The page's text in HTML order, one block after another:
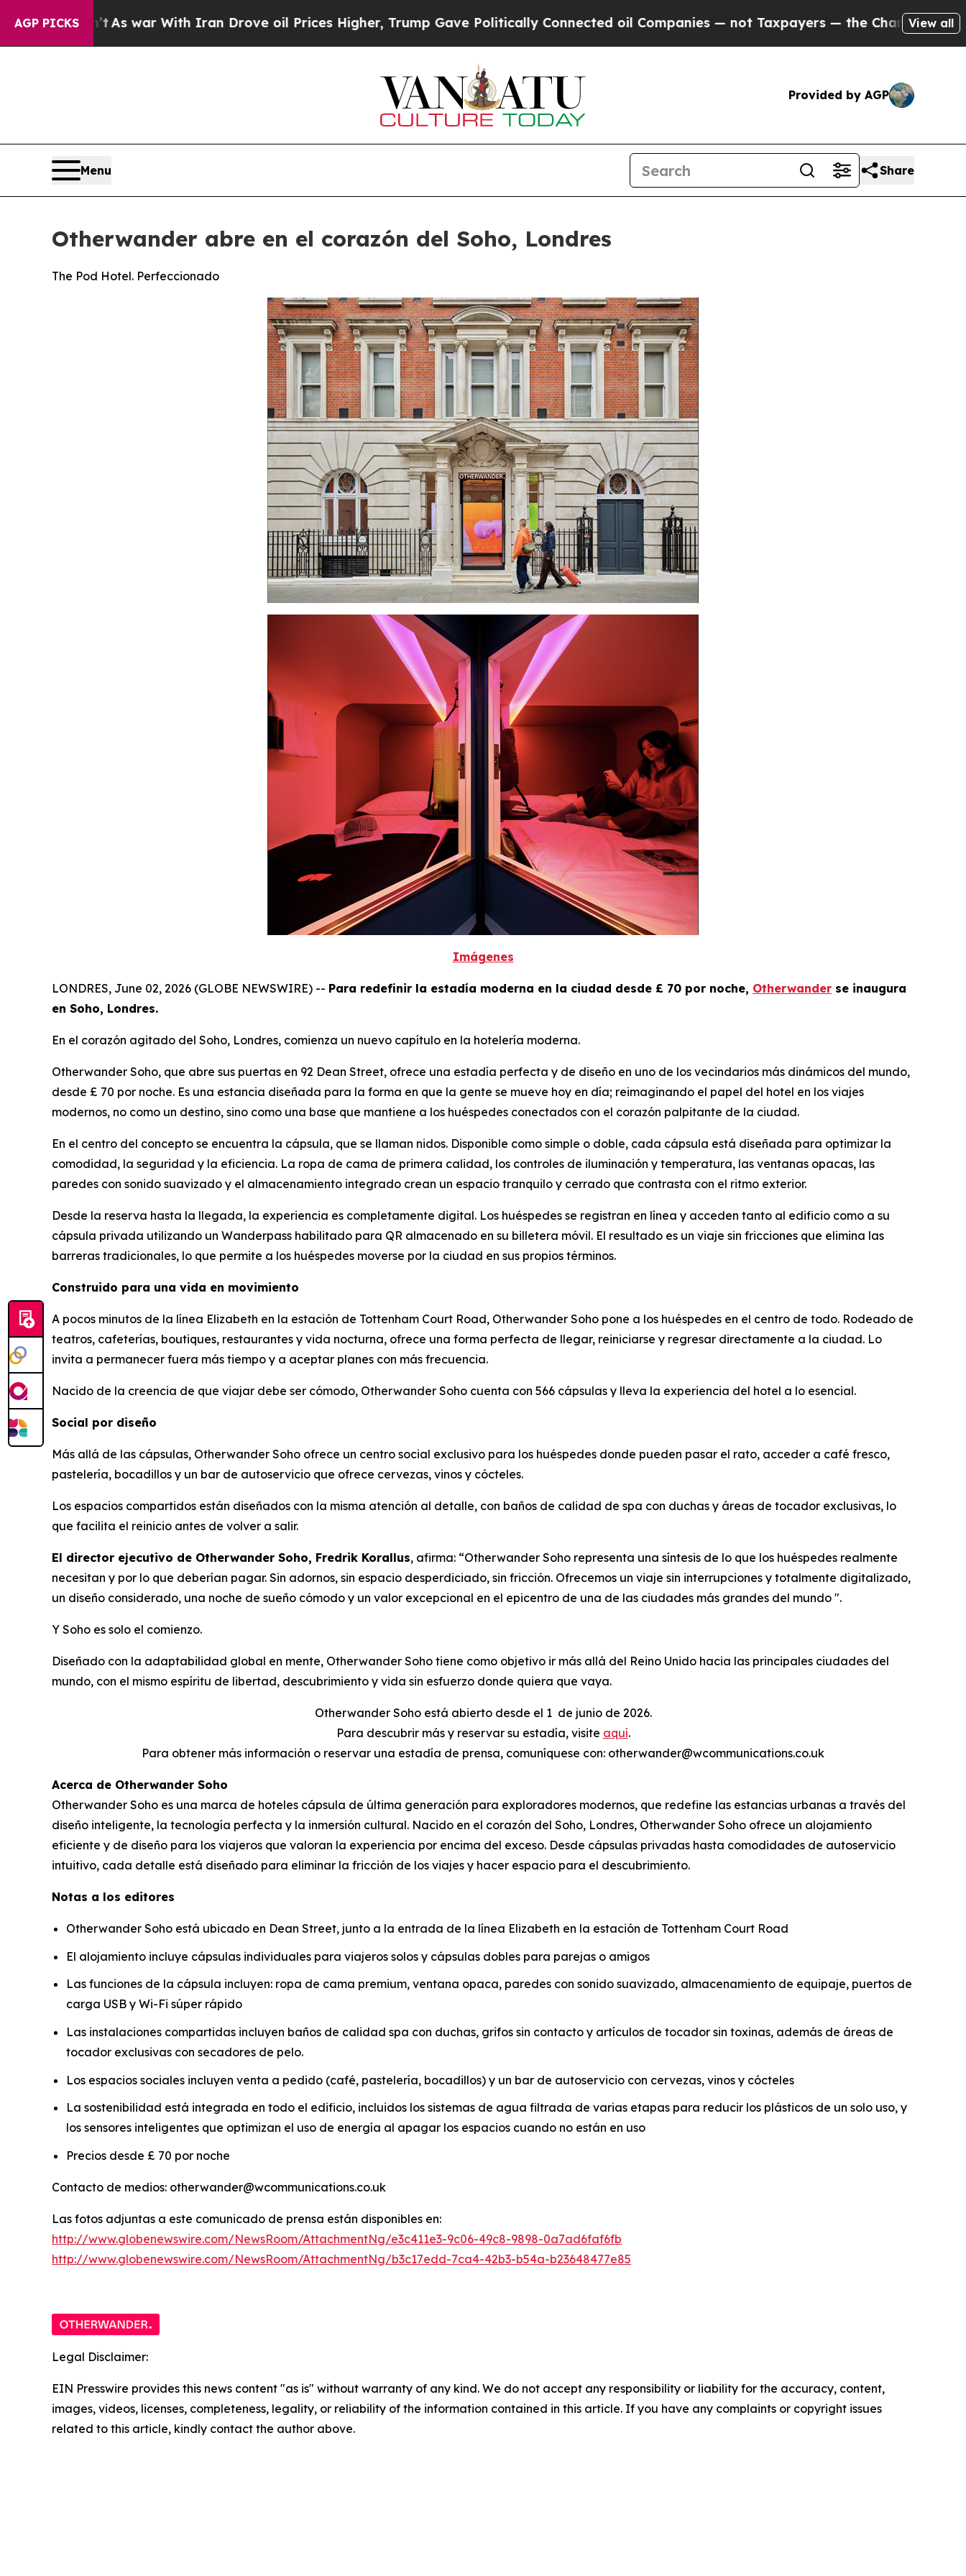
AGP PICKS
war With Iran Drove oil Prices Higher, Trump Gave Politically Connected oil Companies — not Taxpayers — the Chance to Cash in on Publicly
View all
Provided by AGP
Menu Share
Otherwander abre en el corazón del Soho, Londres
The Pod Hotel. Perfeccionado
Imágenes
LONDRES, June 02, 2026 (GLOBE NEWSWIRE) -- Para redefinir la estadía moderna en la ciudad desde £ 70 por noche, Otherwander se inaugura
en Soho, Londres.
En el corazón agitado del Soho, Londres, comienza un nuevo capítulo en la hotelería moderna.
Otherwander Soho, que abre sus puertas en 92 Dean Street, ofrece una estadía perfecta y de diseño en uno de los vecindarios más dinámicos del mundo,
desde £ 70 por noche. Es una estancia diseñada para la forma en que la gente se mueve hoy en día; reimaginando el papel del hotel en los viajes
modernos, no como un destino, sino como una base que mantiene a los huéspedes conectados con el corazón palpitante de la ciudad.
En el centro del concepto se encuentra la cápsula, que se llaman nidos. Disponible como simple o doble, cada cápsula está diseñada para optimizar la
comodidad, la seguridad y la eficiencia. La ropa de cama de primera calidad, los controles de iluminación y temperatura, las ventanas opacas, las
paredes con sonido suavizado y el almacenamiento integrado crean un espacio tranquilo y cerrado que contrasta con el ritmo exterior.
Desde la reserva hasta la llegada, la experiencia es completamente digital. Los huéspedes se registran en línea y acceden tanto al edificio como a su
cápsula privada utilizando un Wanderpass habilitado para QR almacenado en su billetera móvil. El resultado es un viaje sin fricciones que elimina las
barreras tradicionales, lo que permite a los huéspedes moverse por la ciudad en sus propios términos.
Construido para una vida en movimiento
A pocos minutos de la línea Elizabeth en la estación de Tottenham Court Road, Otherwander Soho pone a los huéspedes en el centro de todo. Rodeado de
teatros, cafeterías, boutiques, restaurantes y vida nocturna, ofrece una forma perfecta de llegar, reiniciarse y regresar directamente a la ciudad. Lo
invita a permanecer fuera más tiempo y a aceptar planes con más frecuencia.
Nacido de la creencia de que viajar debe ser cómodo, Otherwander Soho cuenta con 566 cápsulas y lleva la experiencia del hotel a lo esencial.
Social por diseño
Más allá de las cápsulas, Otherwander Soho ofrece un centro social exclusivo para los huéspedes donde pueden pasar el rato, acceder a café fresco,
pastelería, bocadillos y un bar de autoservicio que ofrece cervezas, vinos y cócteles.
Los espacios compartidos están diseñados con la misma atención al detalle, con baños de calidad de spa con duchas y áreas de tocador exclusivas, lo
que facilita el reinicio antes de volver a salir.
El director ejecutivo de Otherwander Soho, Fredrik Korallus, afirma: “Otherwander Soho representa una síntesis de lo que los huéspedes realmente
necesitan y por lo que deberían pagar. Sin adornos, sin espacio desperdiciado, sin fricción. Ofrecemos un viaje sin interrupciones y totalmente digitalizado,
un diseño considerado, una noche de sueño cómodo y un valor excepcional en el epicentro de una de las ciudades más grandes del mundo ".
Y Soho es solo el comienzo.
Diseñado con la adaptabilidad global en mente, Otherwander Soho tiene como objetivo ir más allá del Reino Unido hacia las principales ciudades del
mundo, con el mismo espíritu de libertad, descubrimiento y vida sin esfuerzo donde quiera que vaya.
Otherwander Soho está abierto desde el 1 de junio de 2026.
Para descubrir más y reservar su estadía, visite aquí.
Para obtener más información o reservar una estadía de prensa, comuníquese con: otherwander@wcommunications.co.uk
Acerca de Otherwander Soho
Otherwander Soho es una marca de hoteles cápsula de última generación para exploradores modernos, que redefine las estancias urbanas a través del
diseño inteligente, la tecnología perfecta y la inmersión cultural. Nacido en el corazón del Soho, Londres, Otherwander Soho ofrece un alojamiento
eficiente y de diseño para los viajeros que valoran la experiencia por encima del exceso. Desde cápsulas privadas hasta comodidades de autoservicio
intuitivo, cada detalle está diseñado para eliminar la fricción de los viajes y hacer espacio para el descubrimiento.
Notas a los editores
Otherwander Soho está ubicado en Dean Street, junto a la entrada de la línea Elizabeth en la estación de Tottenham Court Road
El alojamiento incluye cápsulas individuales para viajeros solos y cápsulas dobles para parejas o amigos
Las funciones de la cápsula incluyen: ropa de cama premium, ventana opaca, paredes con sonido suavizado, almacenamiento de equipaje, puertos de
carga USB y Wi-Fi súper rápido
Las instalaciones compartidas incluyen baños de calidad spa con duchas, grifos sin contacto y artículos de tocador sin toxinas, además de áreas de
tocador exclusivas con secadores de pelo.
Los espacios sociales incluyen venta a pedido (café, pastelería, bocadillos) y un bar de autoservicio con cervezas, vinos y cócteles
La sostenibilidad está integrada en todo el edificio, incluidos los sistemas de agua filtrada de varias etapas para reducir los plásticos de un solo uso, y
los sensores inteligentes que optimizan el uso de energía al apagar los espacios cuando no están en uso
Precios desde £ 70 por noche
Contacto de medios: otherwander@wcommunications.co.uk
Las fotos adjuntas a este comunicado de prensa están disponibles en:
http://www.globenewswire.com/NewsRoom/AttachmentNg/e3c411e3-9c06-49c8-9898-0a7ad6faf6fb
http://www.globenewswire.com/NewsRoom/AttachmentNg/b3c17edd-7ca4-42b3-b54a-b23648477e85
Legal Disclaimer:
EIN Presswire provides this news content "as is" without warranty of any kind. We do not accept any responsibility or liability for the accuracy, content,
images, videos, licenses, completeness, legality, or reliability of the information contained in this article. If you have any complaints or copyright issues
related to this article, kindly contact the author above.